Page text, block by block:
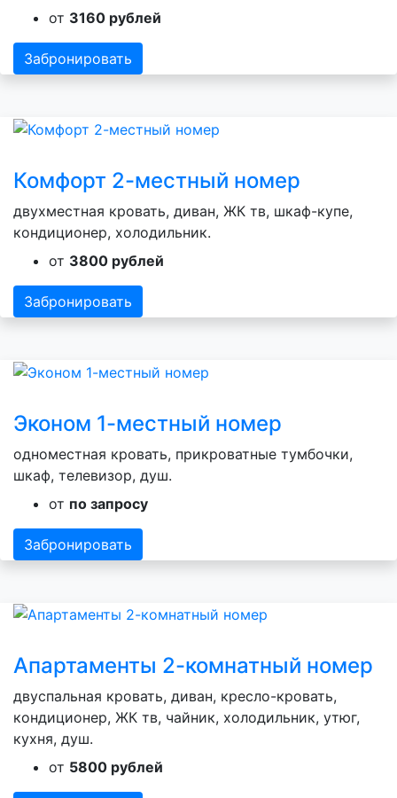
от 3160 рублей
Забронировать
Комфорт 2-местный номер
двухместная кровать, диван, ЖК тв, шкаф-купе,
кондиционер, холодильник.
от 3800 рублей
Забронировать
Эконом 1-местный номер
одноместная кровать, прикроватные тумбочки,
шкаф, телевизор, душ.
от по запросу
Забронировать
Апартаменты 2-комнатный номер
двуспальная кровать, диван, кресло-кровать,
кондиционер, ЖК тв, чайник, холодильник, утюг,
кухня, душ.
от 5800 рублей